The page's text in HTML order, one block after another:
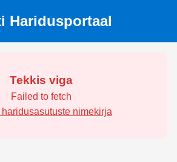
Haridusportaal
Tekkis viga
Failed to fetch
haridusasutuste nimekirja